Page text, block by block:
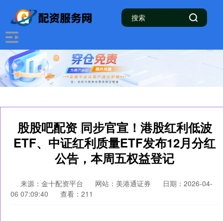
股股吧配资 同步官宣！港股红利低波
ETF、中证红利质量ETF发布12月分红
公告，本周五权益登记
来源：金十配资平台 网站：美港通证券
日期：2026-04-
06 07:09:40
查看：211